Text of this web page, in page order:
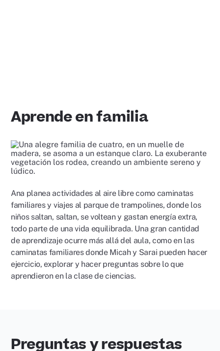
Aprende en familia
Ana planea actividades al aire libre como caminatas
familiares y viajes al parque de trampolines, donde los
niños saltan, saltan, se voltean y gastan energía extra,
todo parte de una vida equilibrada. Una gran cantidad
de aprendizaje ocurre más allá del aula, como en las
caminatas familiares donde Micah y Sarai pueden hacer
ejercicio, explorar y hacer preguntas sobre lo que
aprendieron en la clase de ciencias.
Preguntas y respuestas